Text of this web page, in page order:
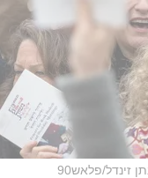
זינדל/פלאש90